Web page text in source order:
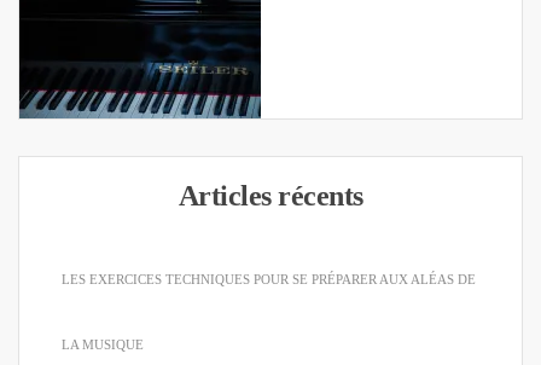
Articles récents
LES EXERCICES TECHNIQUES POUR SE PRÉPARER AUX ALÉAS DE
LA MUSIQUE